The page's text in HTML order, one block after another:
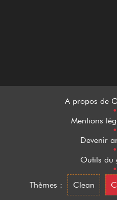
A propos de
•
Mentions
•
Devenir
•
Outils du
•
Thèmes :
Clean